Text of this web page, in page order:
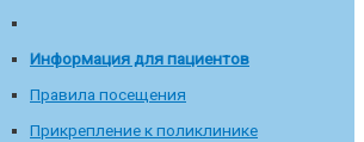
Информация для пациентов
Правила посещения
Прикрепление к поликлинике